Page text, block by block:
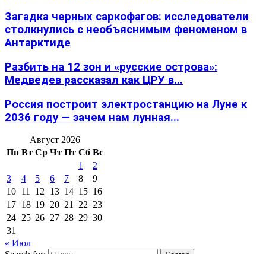
Загадка черных саркофагов: исследователи
столкнулись с необъяснимым феноменом в
Антарктиде
Разбить на 12 зон и «русские острова»:
Медведев рассказал как ЦРУ в...
Россия построит электростанцию на Луне к
2036 году — зачем нам лунная...
Август 2026
Пн Вт Ср Чт Пт Сб Вс
1
2
3
4 5 6 7 8
9
10 11 12 13 14 15 16
17 18 19 20 21 22 23
24 25 26 27 28 29 30
31
« Июл